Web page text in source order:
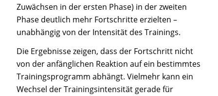
Zuwächsen in der ersten Phase) in der zweiten
Phase deutlich mehr Fortschritte erzielten –
unabhängig von der Intensität des Trainings.
Die Ergebnisse zeigen, dass der Fortschritt nicht
von der anfänglichen Reaktion auf ein bestimmtes
Trainingsprogramm abhängt. Vielmehr kann ein
Wechsel der Trainingsintensität gerade für